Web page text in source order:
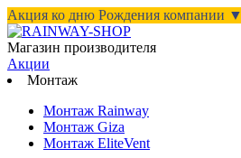
Акция ко дню Рождения компании ▼
Магазин производителя
Акции
Монтаж
Монтаж Rainway
Монтаж Giza
Монтаж EliteVent